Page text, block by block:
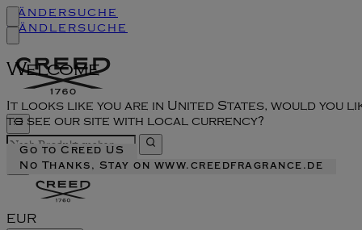
Welcome
It looks like you are in United States, would you
to see our site with local currency?
Go to Creed US
No Thanks, Stay on www.creedfragrance.de
Ländersuche
Händlersuche
EUR